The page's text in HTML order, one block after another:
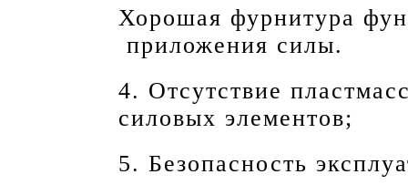
Хорошая фурнитура
приложения силы.
4. Отсутствие
силовых элементов;
5. Безопасность